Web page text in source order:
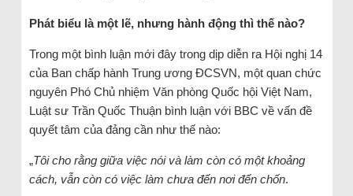
Phát biểu là một lẽ, nhưng hành động thì thế nào?
Trong một bình luận mới đây trong dịp diễn ra Hội nghị 14
của Ban chấp hành Trung ương ĐCSVN, một quan chức
nguyên Phó Chủ nhiệm Văn phòng Quốc hội Việt Nam,
Luật sư Trần Quốc Thuận bình luận với BBC về vấn đề
quyết tâm của đảng cần như thế nào:
„Tôi cho rằng giữa việc nói và làm còn có một khoảng
cách, vẫn còn có việc làm chưa đến nơi đến chốn.